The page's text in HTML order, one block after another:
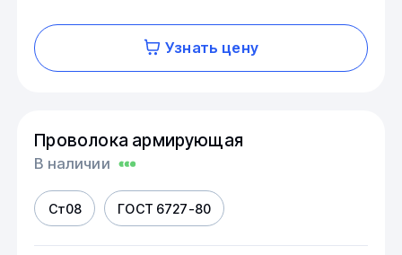
Узнать цену
Проволока армирующая
В наличии
Ст08 ГОСТ 6727-80